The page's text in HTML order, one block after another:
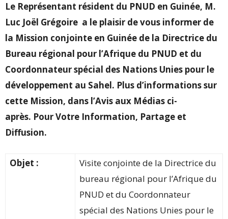
Le Représentant résident du PNUD en Guinée, M.
Luc Joël Grégoire a le plaisir de vous informer de
la Mission conjointe en Guinée de la Directrice du
Bureau régional pour l’Afrique du PNUD et du
Coordonnateur spécial des Nations Unies pour le
développement au Sahel. Plus d’informations sur
cette Mission, dans l’Avis aux Médias ci-
après. Pour Votre Information, Partage et
Diffusion.
Objet :
Visite conjointe de la Directrice du
bureau régional pour l’Afrique du
PNUD et du Coordonnateur
spécial des Nations Unies pour le